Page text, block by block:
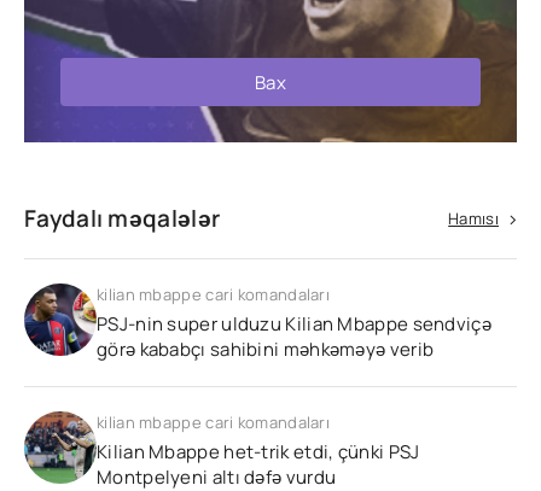
Bax
Faydalı məqalələr Hamısı
kilian mbappe cari komandaları
PSJ-nin super ulduzu Kilian Mbappe sendviçə
görə kababçı sahibini məhkəməyə verib
kilian mbappe cari komandaları
Kilian Mbappe het-trik etdi, çünki PSJ
Montpelyeni altı dəfə vurdu